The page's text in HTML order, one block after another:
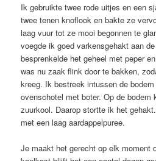
Ik gebruikte twee rode uitjes en een
twee tenen knoflook en bakte ze
laag vuur tot ze mooi begonnen te
voegde ik goed varkensgehakt aan
besprenkelde het geheel met peper
was nu zaak flink door te bakken,
kreeg. Ik bestreek intussen de
ovenschotel met boter. Op de bodem
zuurkool. Daarop stortte ik het
met een laag aardappelpuree.
Je maakt het gerecht op elk moment